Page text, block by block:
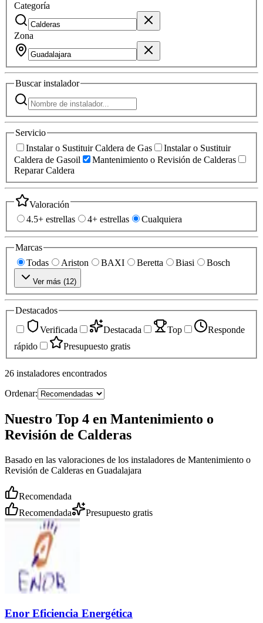
Categoría
Zona
Buscarinstalador
Servicio
Instalar o Sustituir Caldera de Gas
Instalar o Sustituir
Caldera de Gasoil
Mantenimiento o Revisión de Calderas
Reparar Caldera
Valoración
4.5+ estrellas
4+ estrellas Cualquiera
Marcas
Todas
Ariston BAXI Beretta Biasi Bosch
Ver más (12)
Destacados
Verificada
Destacada Top
Responde
rápido
Presupuesto gratis
26 instaladores encontrados
Ordenar:
Nuestro Top 4 en Mantenimiento o
Revisión de Calderas
Basado en las valoraciones de los instaladores de Mantenimiento o
Revisión de Calderas en Guadalajara
Recomendada
Recomendada
Presupuesto gratis
Enor Eficiencia Energética